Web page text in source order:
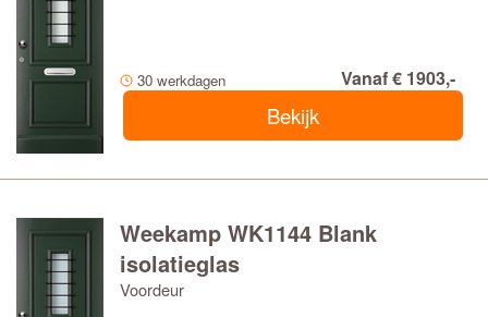
30 werkdagen Vanaf € 1903,-
Bekijk
Weekamp WK1144 Blank
isolatieglas
Voordeur